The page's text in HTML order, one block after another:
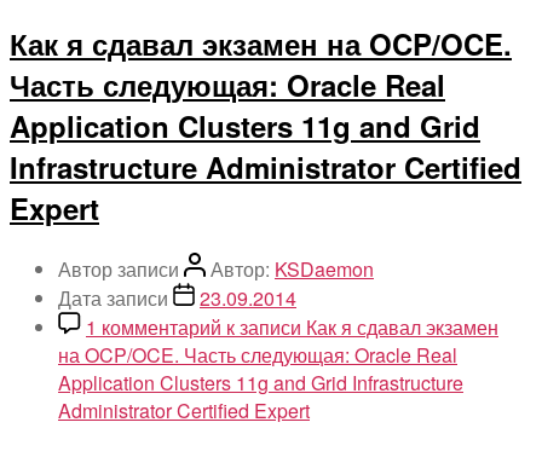
Как я сдавал экзамен на OCP/OCE.
Часть следующая: Oracle Real
Application Clusters 11g and Grid
Infrastructure Administrator Certified
Expert
Автор записи Автор: KSDaemon
Дата записи
23.09.2014
1 комментарий к записи Как я сдавал экзамен
на OCP/OCE. Часть следующая: Oracle Real
Application Clusters 11g and Grid Infrastructure
Administrator Certified Expert